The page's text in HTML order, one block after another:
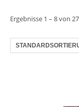
Ergebnisse 1 – 8 von